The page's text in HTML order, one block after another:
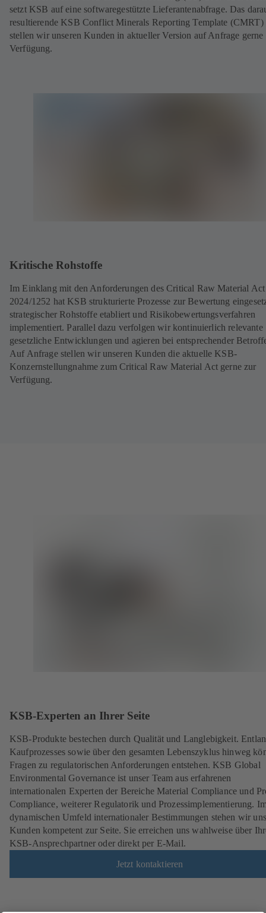
setzt KSB auf eine softwaregestützte Lieferantenabfrage. Das
resultierende KSB Conflict Minerals Reporting Template (CMRT)
stellen wir unseren Kunden in aktueller Version auf Anfrage gerne
Verfügung.
Kritische Rohstoffe
Im Einklang mit den Anforderungen des Critical Raw Material
2024/1252 hat KSB strukturierte Prozesse zur Bewertung
strategischer Rohstoffe etabliert und Risikobewertungsverfahren
implementiert. Parallel dazu verfolgen wir kontinuierlich relevante
gesetzliche Entwicklungen und agieren bei entsprechender
Auf Anfrage stellen wir unseren Kunden die aktuelle KSB-
Konzernstellungnahme zum Critical Raw Material Act gerne zur
Verfügung.
KSB-Experten an Ihrer Seite
KSB-Produkte bestechen durch Qualität und Langlebigkeit.
Kaufprozesses sowie über den gesamten Lebenszyklus hinweg
Fragen zu regulatorischen Anforderungen entstehen. KSB Global
Environmental Governance ist unser Team aus erfahrenen
internationalen Experten der Bereiche Material Compliance und
Compliance, weiterer Regulatorik und Prozessimplementierung.
dynamischen Umfeld internationaler Bestimmungen stehen wir
Kunden kompetent zur Seite. Sie erreichen uns wahlweise über
KSB-Ansprechpartner oder direkt per E-Mail.
Jetzt kontaktieren